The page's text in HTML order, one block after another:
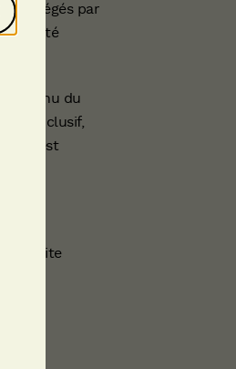
protégés par
contenu du
exclusif,
est
du Site